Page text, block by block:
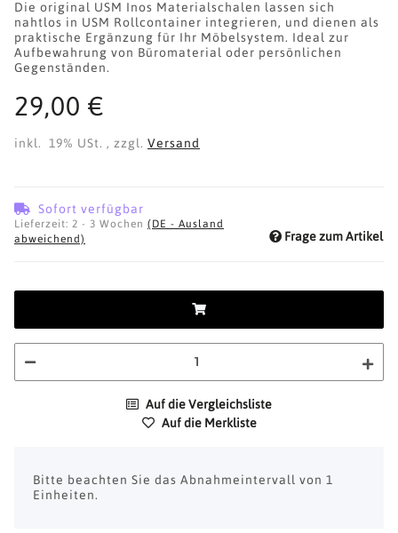
Die original USM Inos Materialschalen lassen sich
nahtlos in USM Rollcontainer integrieren, und dienen als
praktische Ergänzung für Ihr Möbelsystem. Ideal zur
Aufbewahrung von Büromaterial oder persönlichen
Gegenständen.
29,00 €
inkl. 19% USt. , zzgl. Versand
Sofort verfügbar
Lieferzeit: 2 - 3 Wochen (DE - Ausland
abweichend)
Frage zum Artikel
Auf die Vergleichsliste
Auf die Merkliste
Bitte beachten Sie das Abnahmeintervall von 1
Einheiten.